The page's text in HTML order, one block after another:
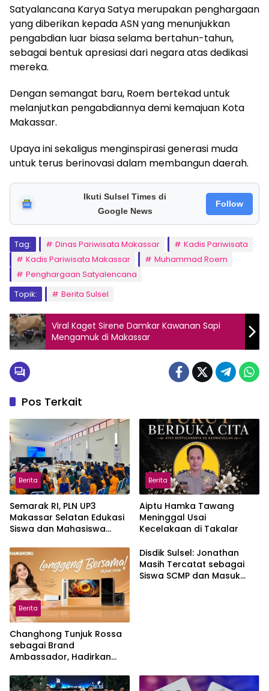
Satyalancana Karya Satya merupakan penghargaan
yang diberikan kepada ASN yang menunjukkan
pengabdian luar biasa selama bertahun-tahun,
sebagai bentuk apresiasi dari negara atas dedikasi
mereka.
Dengan semangat baru, Roem bertekad untuk
melanjutkan pengabdiannya demi kemajuan Kota
Makassar.
Upaya ini sekaligus menginspirasi generasi muda
untuk terus berinovasi dalam membangun daerah.
Ikuti Sulsel Times di
Google News
Follow
Tag: Dinas Pariwisata Makassar
Kadis Pariwisata
Kadis Pariwisata Makassar
Muhammad Roem
Penghargaan Satyalencana
Topik:
Berita Sulsel
Viral Kaget Sirene Damkar Kawanan Sapi
Mengamuk di Makassar
Pos Terkait
Berita
Semarak RI, PLN UP3
Makassar Selatan Edukasi
Siswa dan Mahasiswa
Berita
Aiptu Hamka Tawang
Meninggal Usai
Kecelakaan di Takalar
Berita
Changhong Tunjuk Rossa
sebagai Brand
Ambassador, Hadirkan
Disdik Sulsel: Jonathan
Masih Tercatat sebagai
Siswa SCMP dan Masuk